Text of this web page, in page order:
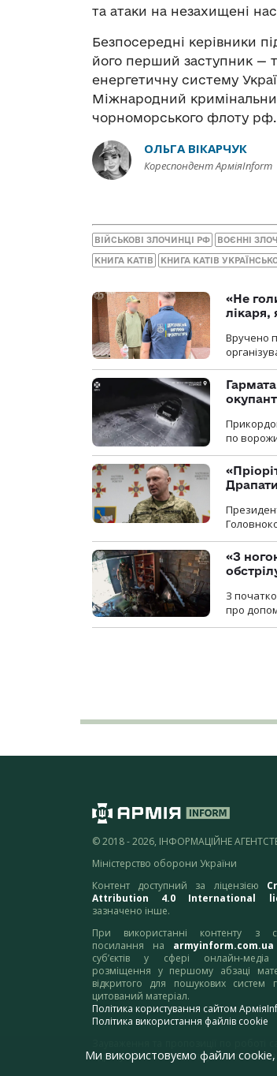
та атаки на незахищені
Безпосередні керівники
його перший заступник —
енергетичну систему
Міжнародний
чорноморського флоту рф.
ОЛЬГА ВІКАРЧУК
Кореспондент АрміяInform
ВІЙСЬКОВІ ЗЛОЧИНЦІ РФ ВОЄННІ
КНИГА КАТІВ КНИГА КАТІВ
«Не
лікаря,
Вручено
по
«З
З
про
© 2018 - 2026, ІНФОРМАЦІЙНЕ
Міністерство оборони України
Контент доступний за ліцензією
Attribution 4.0 International
зазначено інше.
При використанні контенту з
посилання на armyinform.com.ua
суб’єктів у сфері онлайн-
розміщення у першому абзаці
відкритого для пошукових систем
цитований матеріал.
Політика користування сайтом
Політика використання файлів cookie
адресу:webmaster@armyinform.com.ua
Ми використовуємо файли